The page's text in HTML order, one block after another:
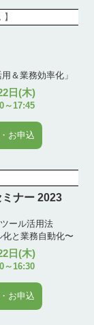
＆業務効率化」
日(木)
～17:45
お申込
ナー 2023
ール活用法
と業務自動化〜
日(木)
～16:30
お申込